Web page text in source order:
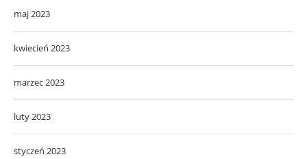
maj 2023
kwiecień 2023
marzec 2023
luty 2023
styczeń 2023